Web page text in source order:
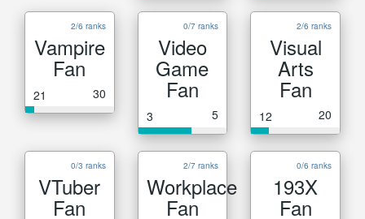
2/6 ranks
Vampire
Fan
21 30
0/7 ranks
Video
Game
Fan
3 5
2/6 ranks
Visual
Arts
Fan
12 20
0/3 ranks
VTuber
Fan
2/7 ranks
Workplace
Fan
0/6 ranks
193X
Fan